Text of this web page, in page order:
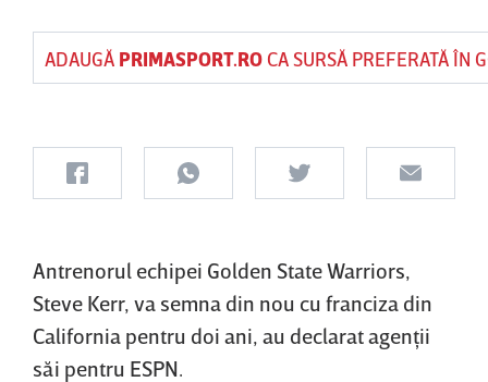
ADAUGĂ PRIMASPORT.ROCA SURSĂ PREFERATĂ ÎN
Antrenorul echipei Golden State Warriors,
Steve Kerr, va semna din nou cu franciza din
California pentru doi ani, au declarat agenţii
săi pentru ESPN.